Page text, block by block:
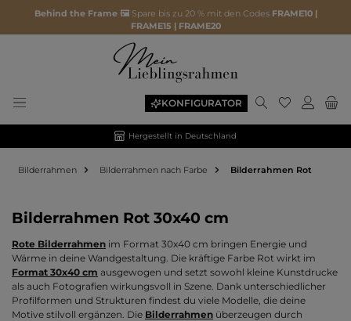
Behind the Frame 🖼️ Spare bis zu 20 % mit den Codes FRAME10 |
FRAME15 | FRAME20
KONFIGURATOR Du hast 0
Hergestellt in Deutschland
Bilderrahmen Bilderrahmen nach Farbe Bilderrahmen Rot
Bilderrahmen Rot 30x40 cm
Rote Bilderrahmen im Format 30x40 cm bringen Energie und
Wärme in deine Wandgestaltung. Die kräftige Farbe Rot wirkt im
Format 30x40 cm ausgewogen und setzt sowohl kleine Kunstdrucke
als auch Fotografien wirkungsvoll in Szene. Dank unterschiedlicher
Profilformen und Strukturen findest du viele Modelle, die deine
Motive stilvoll ergänzen. Die Bilderrahmen überzeugen durch